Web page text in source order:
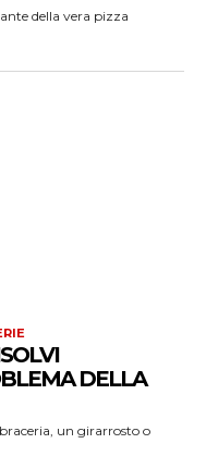
della vera pizza
DELLA
un girarrosto o